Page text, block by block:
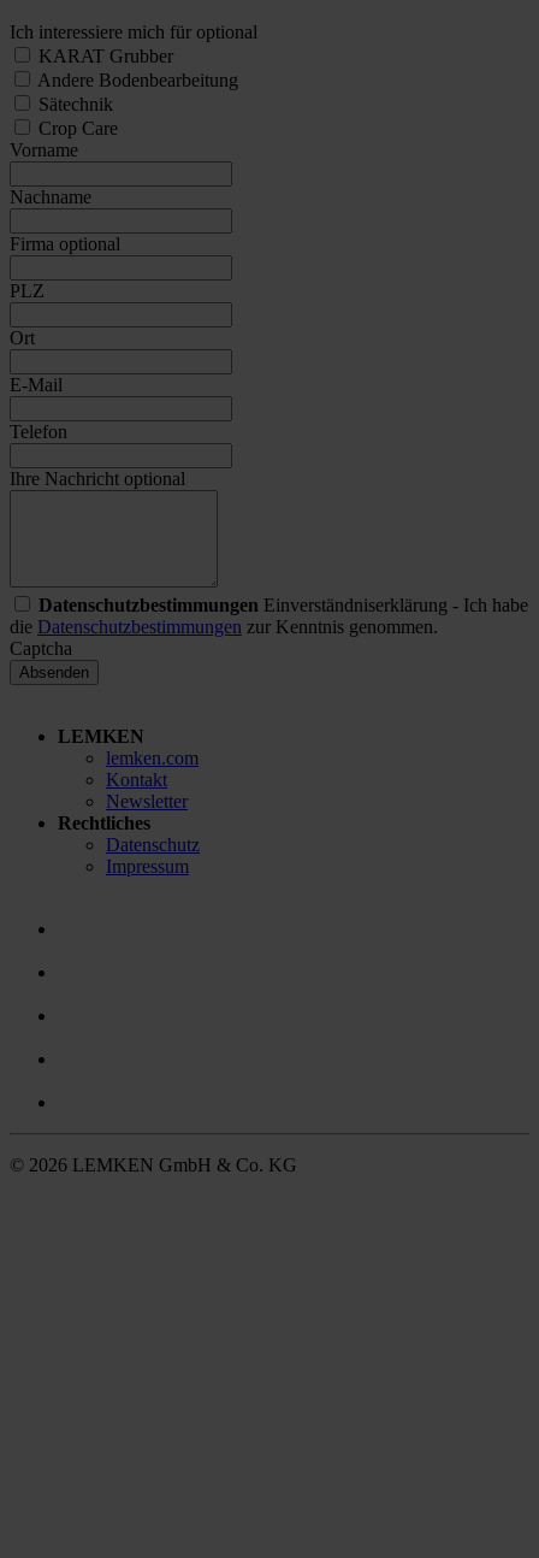
Ich interessiere mich für optional
KARAT Grubber
Andere Bodenbearbeitung
Sätechnik
Crop Care
Vorname
Nachname
Firma optional
PLZ
Ort
E-Mail
Telefon
Ihre Nachricht optional
Datenschutzbestimmungen Einverständniserklärung - Ich habe
die Datenschutzbestimmungen zur Kenntnis genommen.
Captcha
Absenden
LEMKEN
lemken.com
Kontakt
Newsletter
Rechtliches
Datenschutz
Impressum
© 2026 LEMKEN GmbH & Co. KG